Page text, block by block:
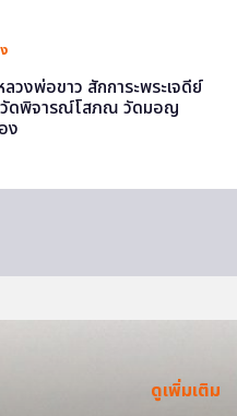
ลวงพ่อขาว สักการะพระเจดีย์
ดพิจารณ์โสภณ วัดมอญ
ง
ดูเพิ่มเติม